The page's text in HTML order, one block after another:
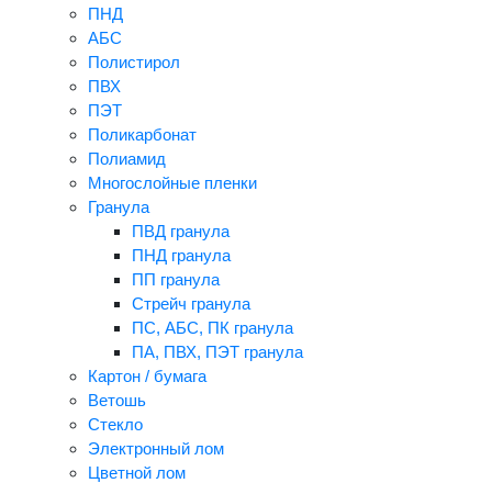
ПНД
АБС
Полистирол
ПВХ
ПЭТ
Поликарбонат
Полиамид
Многослойные пленки
Гранула
ПВД гранула
ПНД гранула
ПП гранула
Стрейч гранула
ПС, АБС, ПК гранула
ПА, ПВХ, ПЭТ гранула
Картон / бумага
Ветошь
Стекло
Электронный лом
Цветной лом